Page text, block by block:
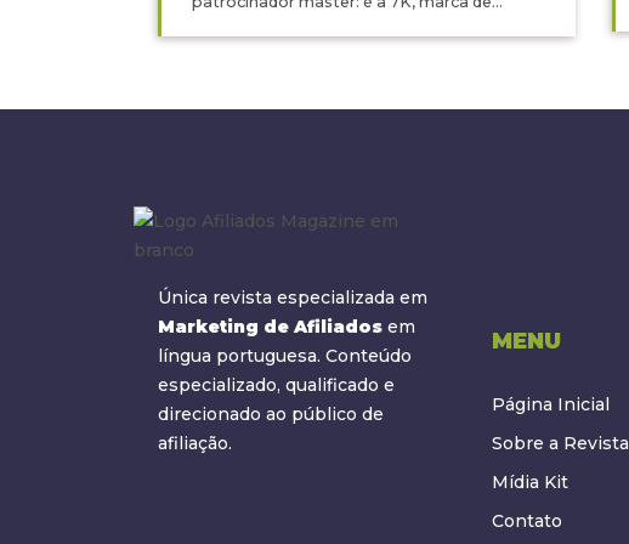
Única revista especializada em
Marketing de Afiliados em
língua portuguesa. Conteúdo
especializado, qualificado e
direcionado ao público de
afiliação.
MENU
Página Inicial
Sobre a Revista
Mídia Kit
Contato